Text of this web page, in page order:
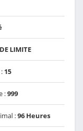
LIMITE
15
:999
:96 Heures